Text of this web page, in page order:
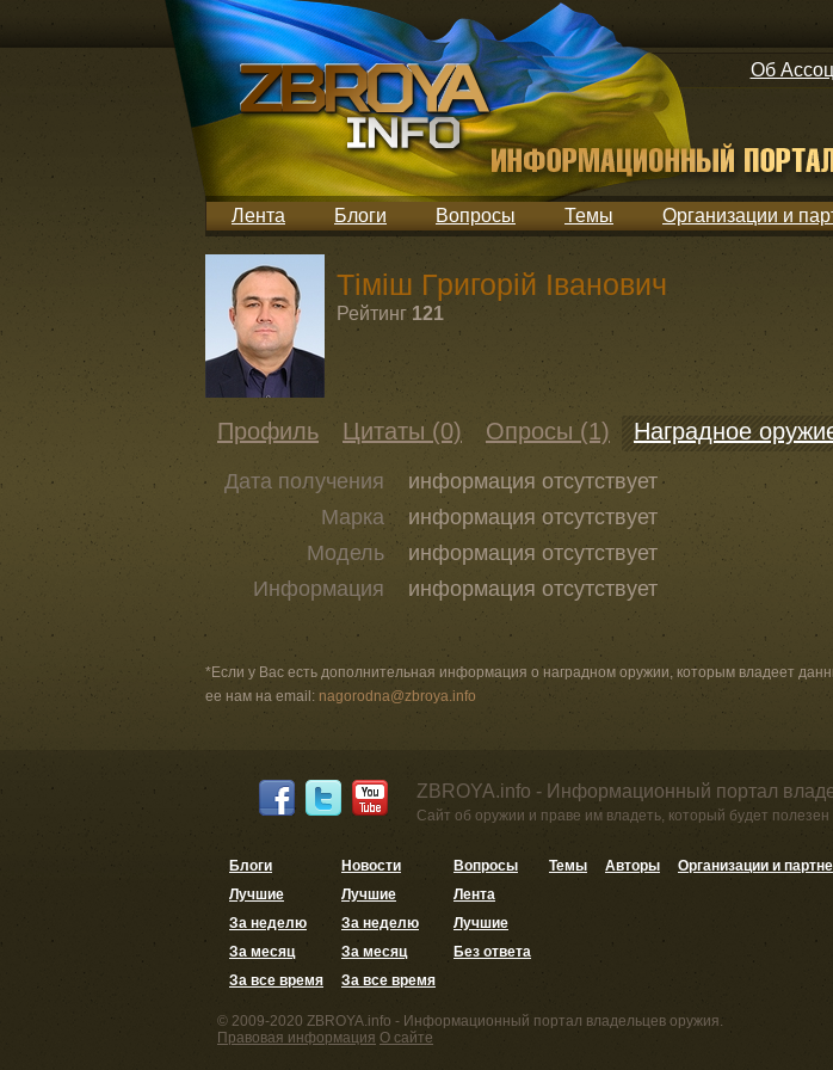
Об
Лента Блоги Вопросы Темы Организации и
Тіміш Григорій Іванович
Рейтинг 121
Профиль Цитаты (0) Опросы (1) Наградное
Дата получения
информация отсутствует
Марка
информация отсутствует
Модель
информация отсутствует
Информация
информация отсутствует
*Если у Вас есть дополнительная информация о наградном оружии, которым владеет
ее нам на email: nagorodna@zbroya.info
ZBROYA.info - Информационный портал
Сайт об оружии и праве им владеть, который будет
Блоги
Лучшие
За неделю
За месяц
За все время
Новости
Лучшие
За неделю
За месяц
За все время
Вопросы
Лента
Лучшие
Без ответа
Темы Авторы Организации и
© 2009-2020 ZBROYA.info - Информационный портал владельцев оружия.
Правовая информация О сайте